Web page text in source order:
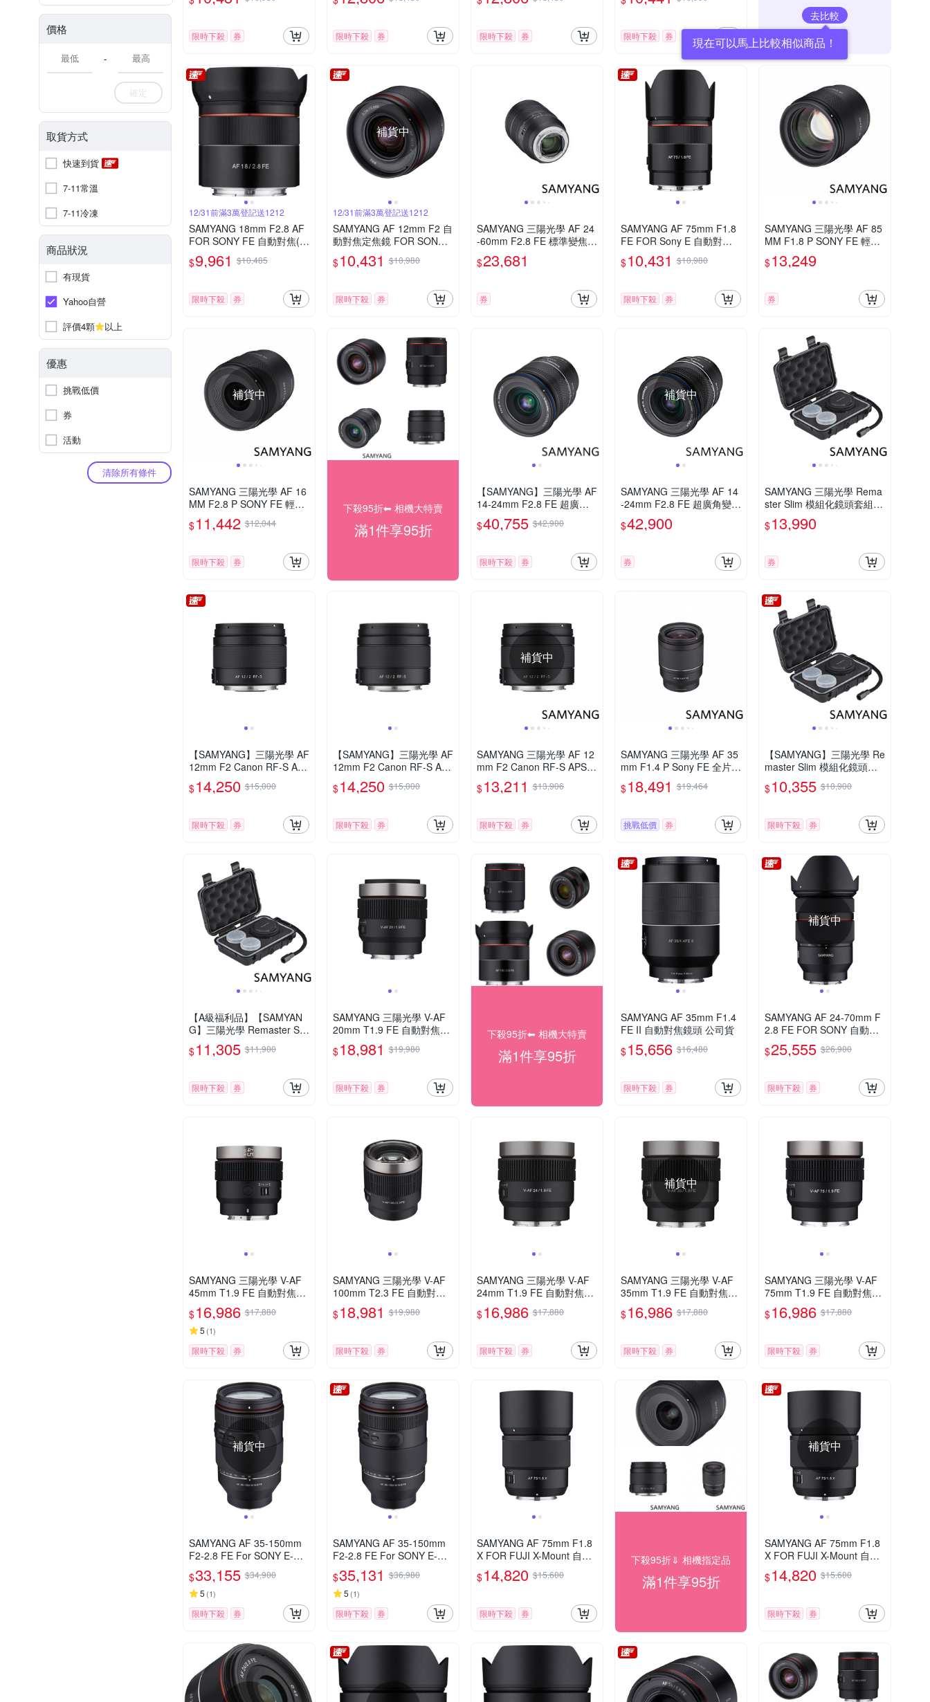
價格
-
確定
取貨方式
快速到貨
7-11常溫
7-11冷凍
商品狀況
有現貨
Yahoo自營
評價4顆
以上
優惠
挑戰低價
券
活動
清除所有條件
限時下殺 券 限時下殺 券 限時下殺 券 限時下殺 券
去比較
現在可以馬上比較相似商品！
12/31前滿3萬登記送1212
SAMYANG 18mm F2.8 AF
FOR SONY FE 自動對焦(公
司貨)
$9,961 $10,485
限時下殺 券
補貨中
12/31前滿3萬登記送1212
SAMYANG AF 12mm F2 自
動對焦定焦鏡 FOR SONY E
接環 (公司貨)
$10,431 $10,980
限時下殺 券
SAMYANG 三陽光學 AF 24
-60mm F2.8 FE 標準變焦鏡
頭 公司貨
$23,681
券
SAMYANG AF 75mm F1.8
FE FOR Sony E 自動對焦
(公司貨)
$10,431 $10,980
限時下殺 券
SAMYANG 三陽光學 AF 85
MM F1.8 P SONY FE 輕量
中望遠鏡頭 公司貨
$13,249
券
補貨中
SAMYANG 三陽光學 AF 16
MM F2.8 P SONY FE 輕便
廣角鏡頭 公司貨
$11,442 $12,044
限時下殺 券
下殺95折⬅︎ 相機大特賣
滿1件享95折
【SAMYANG】三陽光學 AF
14-24mm F2.8 FE 超廣角
變焦鏡頭 公司貨
$40,755 $42,900
限時下殺 券
補貨中
SAMYANG 三陽光學 AF 14
-24mm F2.8 FE 超廣角變焦
鏡頭 公司貨
$42,900
券
SAMYANG 三陽光學 Rema
ster Slim 模組化鏡頭套組
公司貨
$13,990
券
【SAMYANG】三陽光學 AF
12mm F2 Canon RF-S AP
S-C 自動對焦鏡頭 公司貨
$14,250 $15,000
限時下殺 券
【SAMYANG】三陽光學 AF
12mm F2 Canon RF-S AP
S-C 自動對焦鏡頭 公司貨
$14,250 $15,000
限時下殺 券
補貨中
SAMYANG 三陽光學 AF 12
mm F2 Canon RF-S APS-C
自動對焦鏡頭 公司貨
$13,211 $13,906
限時下殺 券
SAMYANG 三陽光學 AF 35
mm F1.4 P Sony FE 全片幅
自動對焦鏡頭 公司貨
$18,491 $19,464
挑戰低價 券
【SAMYANG】三陽光學 Re
master Slim 模組化鏡頭套
組 公司貨
$10,355 $10,900
限時下殺 券
【A級福利品】【SAMYAN
G】三陽光學 Remaster Sli
m 模組化鏡頭套組 公司貨
$11,305 $11,900
限時下殺 券
SAMYANG 三陽光學 V-AF
20mm T1.9 FE 自動對焦電
影鏡 Sony FE 公司貨
$18,981 $19,980
限時下殺 券
下殺95折⬅︎ 相機大特賣
滿1件享95折
SAMYANG AF 35mm F1.4
FE II 自動對焦鏡頭 公司貨
$15,656 $16,480
限時下殺 券
補貨中
SAMYANG AF 24-70mm F
2.8 FE FOR SONY 自動對
焦 公司貨
$25,555 $26,900
限時下殺 券
SAMYANG 三陽光學 V-AF
45mm T1.9 FE 自動對焦電
影鏡 Sony FE 公司貨
$16,986 $17,880
5 (1)
限時下殺 券
SAMYANG 三陽光學 V-AF
100mm T2.3 FE 自動對焦
電影鏡 Sony FE 公司貨
$18,981 $19,980
限時下殺 券
SAMYANG 三陽光學 V-AF
24mm T1.9 FE 自動對焦電
影鏡 Sony FE 公司貨
$16,986 $17,880
限時下殺 券
補貨中
SAMYANG 三陽光學 V-AF
35mm T1.9 FE 自動對焦電
影鏡 Sony FE 公司貨
$16,986 $17,880
限時下殺 券
SAMYANG 三陽光學 V-AF
75mm T1.9 FE 自動對焦電
影鏡 Sony FE 公司貨
$16,986 $17,880
限時下殺 券
補貨中
SAMYANG AF 35-150mm
F2-2.8 FE For SONY E-Mo
unt 自動對焦鏡頭 公司貨
$33,155 $34,900
5 (1)
限時下殺 券
SAMYANG AF 35-150mm
F2-2.8 FE For SONY E-Mo
unt 自動對焦鏡頭 公司貨
$35,131 $36,980
5 (1)
限時下殺 券
SAMYANG AF 75mm F1.8
X FOR FUJI X-Mount 自動
對焦鏡頭 公司貨
$14,820 $15,600
限時下殺 券
下殺95折⇓ 相機指定品
滿1件享95折
補貨中
SAMYANG AF 75mm F1.8
X FOR FUJI X-Mount 自動
對焦鏡頭 公司貨
$14,820 $15,600
限時下殺 券